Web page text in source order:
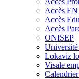
Accès
Accès
Accès
ONISEP
Lokaviz
Visale